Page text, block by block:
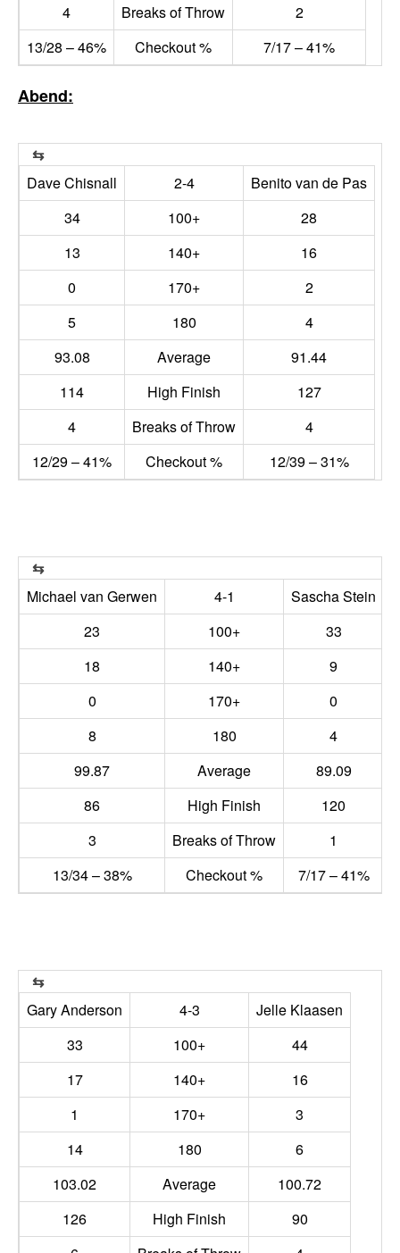
4
Breaks of Throw
2
13/28 – 46%
Checkout % 7/17 – 41%
Abend:
Dave Chisnall 2-4
Benito van de Pas
34
100+
28
13
140+
16
0
170+
2
5
180
4
93.08
Average
91.44
114
High Finish
127
4
Breaks of Throw
4
12/29 – 41%
Checkout % 12/39 – 31%
Michael van Gerwen 4-1
Sascha Stein
23
100+
33
18
140+
9
0
170+
0
8
180
4
99.87
Average
89.09
86
High Finish
120
3
Breaks of Throw
1
13/34 – 38%
Checkout % 7/17 – 41%
Gary Anderson 4-3
Jelle Klaasen
33
100+
44
17
140+
16
1
170+
3
14
180
6
103.02
Average
100.72
126
High Finish
90